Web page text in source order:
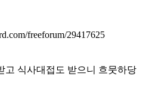
freeforum/29417625
고 식사대접도 받으니 흐뭇하당